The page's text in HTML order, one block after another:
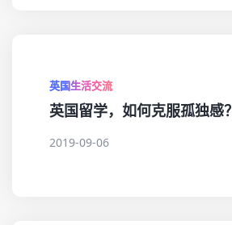
英国生活交流
英国留学，如何克服孤独感？
2019-09-06